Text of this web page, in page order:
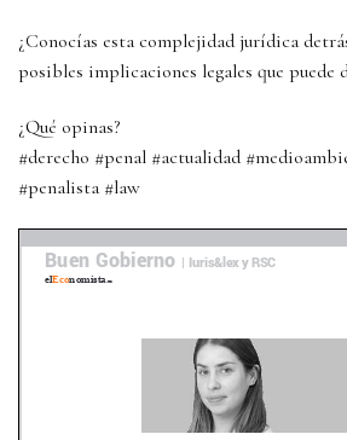
¿Conocías esta complejidad jurídica
posibles implicaciones legales que puede
¿Qué opinas?
#derecho #penal #actualidad
#penalista #law